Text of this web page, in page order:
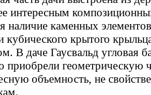
интересным
наличие каменных
кубического крытого
В даче Гаусвальд угловая
приобрели геометрическую
объемность, не